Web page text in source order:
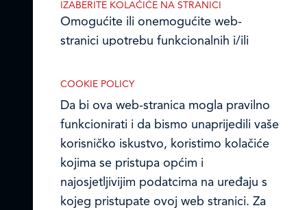
OIB 07179054100
Matični broj (MB): 4938763
Ledo u inozemstvu
Online formular
Obavijest o Privatnosti i Kolačići
COOKIE POLICY
Da bi ova web-stranica mogla pravilno
funkcionirati i da bismo unaprijedili vaše
korisničko iskustvo, koristimo kolačiće
kojima se pristupa općim i
najosjetljivijim podatcima na uređaju s
kojeg pristupate ovoj web stranici. Za
IZABERITE KOLAČIĆE NA STRANICI
Omogućite ili onemogućite web-
stranici upotrebu funkcionalnih i/ili
Nužni (tehnički) kolačići
Nužni kolačići omogućuju osnovne
funkcionalnosti. Bez ovih kolačića, web-